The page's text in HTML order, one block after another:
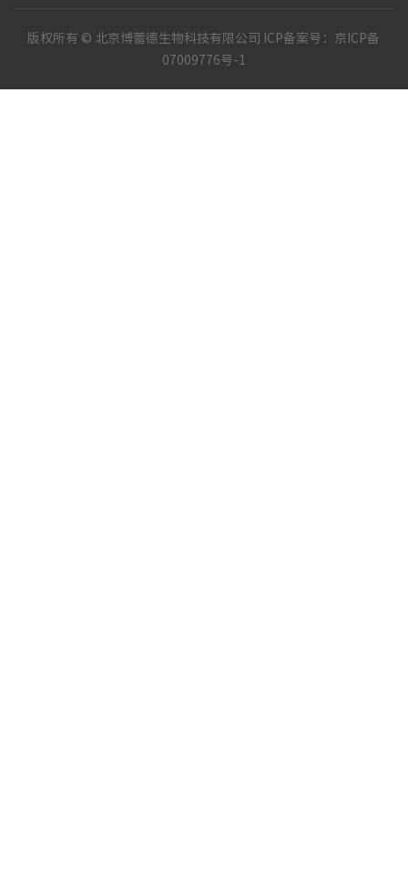
版权所有 © 北京博蕾德生物科技有限公司 ICP备案号： 京ICP备
07009776号-1